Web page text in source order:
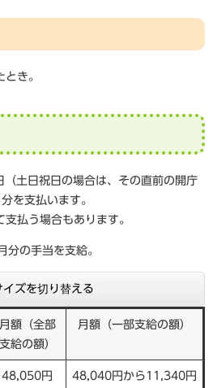
き。
土日祝日の場合は、その直前の開庁
を支払います。
支払う場合もあります。
の手当を支給。
イズを切り替える
月額（全部
支給の額）
月額（一部支給の額）
48,050円 48,040円から11,340円